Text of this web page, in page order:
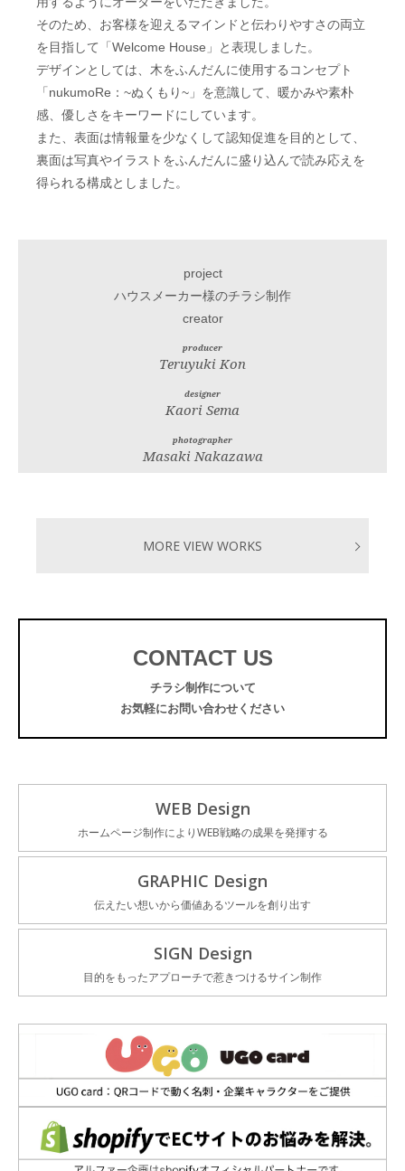
そのため、お客様を迎えるマインドと伝わりやすさの両立
を目指して「Welcome House」と表現しました。
デザインとしては、木をふんだんに使用するコンセプト
「nukumoRe：~ぬくもり~」を意識して、暖かみや素朴
感、優しさをキーワードにしています。
また、表面は情報量を少なくして認知促進を目的として、
裏面は写真やイラストをふんだんに盛り込んで読み応えを
得られる構成としました。
project
ハウスメーカー様のチラシ制作
creator
producer
Teruyuki Kon
designer
Kaori Sema
photographer
Masaki Nakazawa
MORE VIEW WORKS
CONTACT US
チラシ制作について
お気軽にお問い合わせください
WEB Design
ホームページ制作によりWEB戦略の成果を発揮する
GRAPHIC Design
伝えたい想いから価値あるツールを創り出す
SIGN Design
目的をもったアプローチで惹きつけるサイン制作